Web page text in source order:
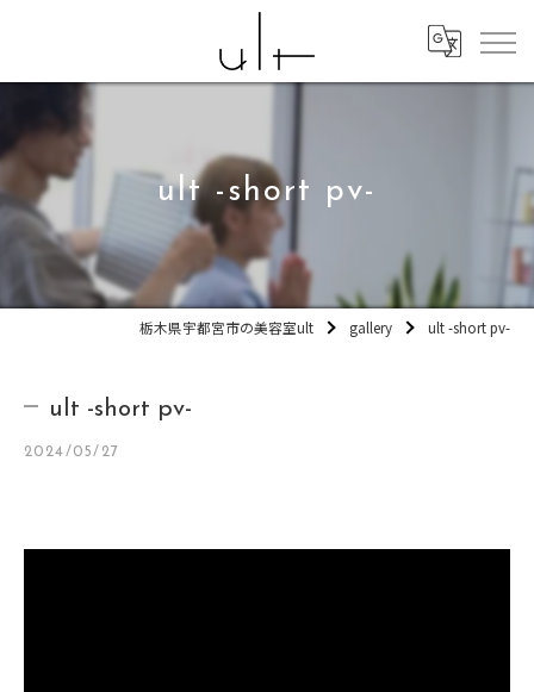
ult -short pv-
栃木県宇都宮市の美容室ult gallery ult -short pv-
ult -short pv-
2024/05/27